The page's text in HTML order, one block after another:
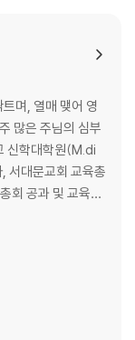
며, 열매 맺어 영
많은 주님의 심부
신학대학원(M.di
서대문교회 교육총
회 공과 및 교육자
서 사역을 했다.
회의 담임목사로